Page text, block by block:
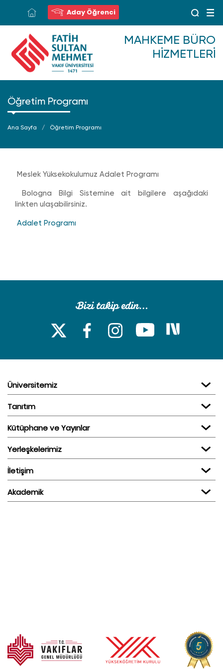
Aday Öğrenci
MAHKEME BÜRO
HIZMETLERI
Öğretim Programı
Ana Sayfa Öğretim Programı
Meslek Yüksekokulumuz Adalet Programı
Bologna Bilgi Sistemine ait bilgilere aşağıdaki
linkten ulaşabilirsiniz.
Adalet Programı
Üniversitemiz
Tanıtım
Kütüphane ve Yayınlar
Yerleşkelerimiz
İletişim
Akademik